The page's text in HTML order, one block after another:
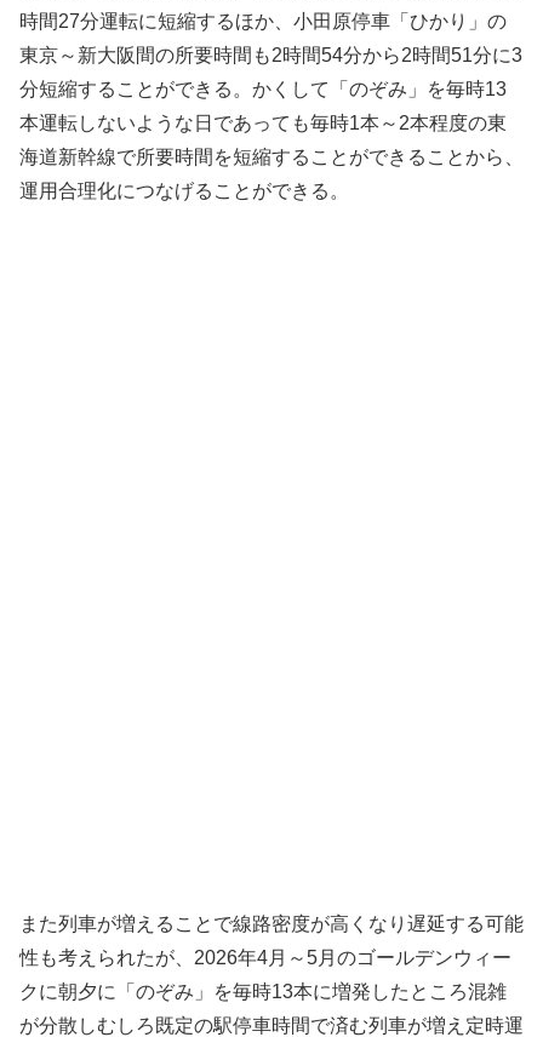
時間27分運転に短縮するほか、小田原停車「ひかり」の
東京～新大阪間の所要時間も2時間54分から2時間51分に3
分短縮することができる。かくして「のぞみ」を毎時13
本運転しないような日であっても毎時1本～2本程度の東
海道新幹線で所要時間を短縮することができることから、
運用合理化につなげることができる。
また列車が増えることで線路密度が高くなり遅延する可能
性も考えられたが、2026年4月～5月のゴールデンウィー
クに朝夕に「のぞみ」を毎時13本に増発したところ混雑
が分散しむしろ既定の駅停車時間で済む列車が増え定時運